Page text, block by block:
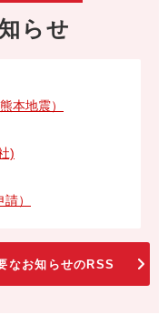
らせ
本地震）
)
）
なお知らせのRSS